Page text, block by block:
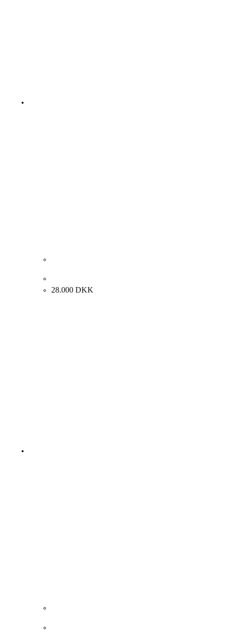
28.000 DKK